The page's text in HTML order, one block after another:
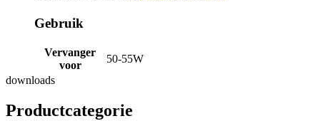
Gebruik
Vervanger
voor
50-55W
downloads
Productcategorie